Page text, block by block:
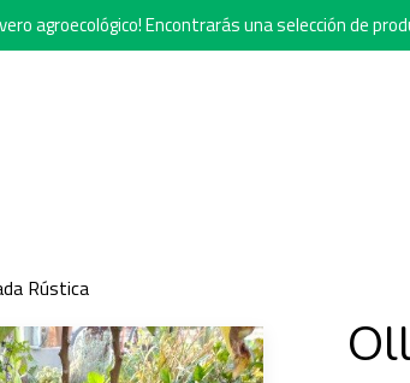
agroecológico! Encontrarás una selección de
Rústica